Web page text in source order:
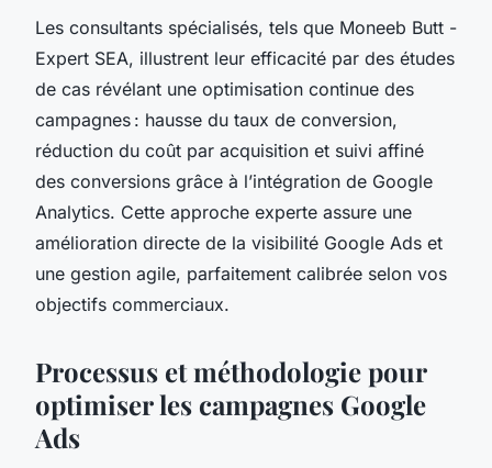
Les consultants spécialisés, tels que Moneeb Butt -
Expert SEA, illustrent leur efficacité par des études
de cas révélant une optimisation continue des
campagnes : hausse du taux de conversion,
réduction du coût par acquisition et suivi affiné
des conversions grâce à l’intégration de Google
Analytics. Cette approche experte assure une
amélioration directe de la visibilité Google Ads et
une gestion agile, parfaitement calibrée selon vos
objectifs commerciaux.
Processus et méthodologie pour
optimiser les campagnes Google
Ads